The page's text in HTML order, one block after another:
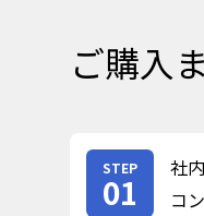
ご購入
STEP
01
社
コ